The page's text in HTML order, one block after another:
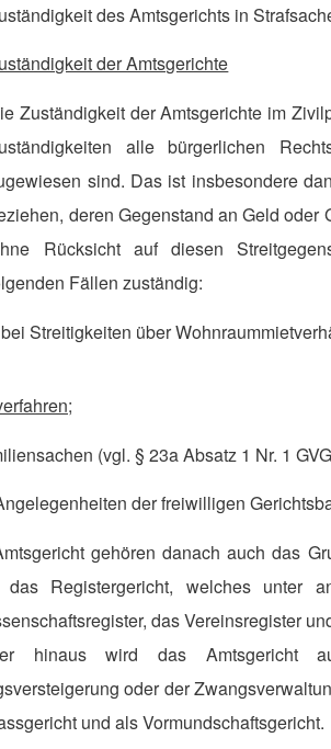
des Amtsgerichts in
der Amtsgerichte
Zuständigkeit der Amtsgerichte im
alle bürgerlichen
sind. Das ist insbesondere
deren Gegenstand an Geld oder
Rücksicht auf diesen
Fällen zuständig:
Streitigkeiten über
(vgl. § 23a Absatz 1 Nr. 1
der freiwilligen
gehören danach auch das
das Registergericht, welches unter
das Vereinsregister
hinaus wird das Amtsgericht
oder der
und als Vormundschaftsgericht.